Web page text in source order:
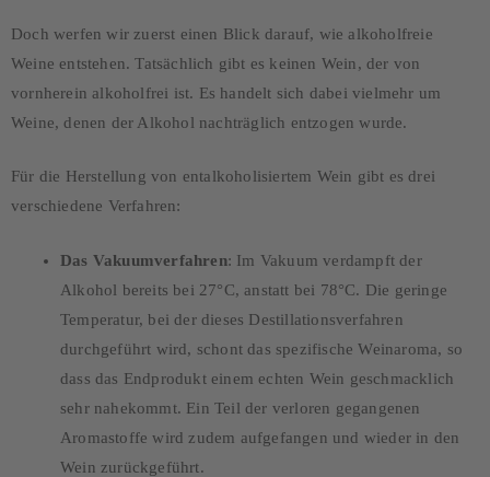
Doch werfen wir zuerst einen Blick darauf, wie alkoholfreie
Weine entstehen. Tatsächlich gibt es keinen Wein, der von
vornherein alkoholfrei ist. Es handelt sich dabei vielmehr um
Weine, denen der Alkohol nachträglich entzogen wurde.
Für die Herstellung von entalkoholisiertem Wein gibt es drei
verschiedene Verfahren:
Das Vakuumverfahren: Im Vakuum verdampft der
Alkohol bereits bei 27°C, anstatt bei 78°C. Die geringe
Temperatur, bei der dieses Destillationsverfahren
durchgeführt wird, schont das spezifische Weinaroma, so
dass das Endprodukt einem echten Wein geschmacklich
sehr nahekommt. Ein Teil der verloren gegangenen
Aromastoffe wird zudem aufgefangen und wieder in den
Wein zurückgeführt.